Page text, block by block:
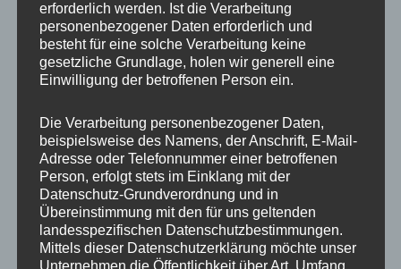
Ähnliche Produkte
erforderlich werden. Ist die Verarbeitung
personenbezogener Daten erforderlich und
besteht für eine solche Verarbeitung keine
gesetzliche Grundlage, holen wir generell eine
Einwilligung der betroffenen Person ein.
Die Verarbeitung personenbezogener Daten,
beispielsweise des Namens, der Anschrift, E-Mail-
Adresse oder Telefonnummer einer betroffenen
Person, erfolgt stets im Einklang mit der
Datenschutz-Grundverordnung und in
Übereinstimmung mit den für uns geltenden
landesspezifischen Datenschutzbestimmungen.
Mittels dieser Datenschutzerklärung möchte unser